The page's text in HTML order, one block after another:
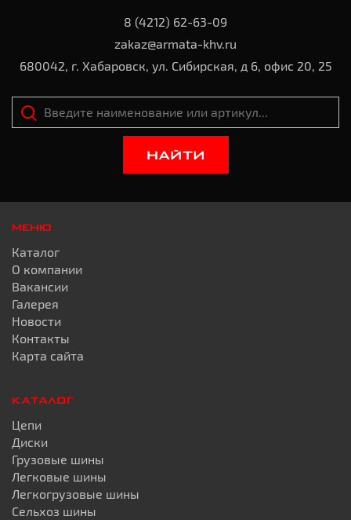
8 (4212) 62-63-09
zakaz@armata-khv.ru
680042, г. Хабаровск, ул. Сибирская, д 6, офис 20, 25
НАЙТИ
МЕНЮ
Каталог
О компании
Вакансии
Галерея
Новости
Контакты
Карта сайта
КАТАЛОГ
Цепи
Диски
Грузовые шины
Легковые шины
Легкогрузовые шины
Сельхоз шины